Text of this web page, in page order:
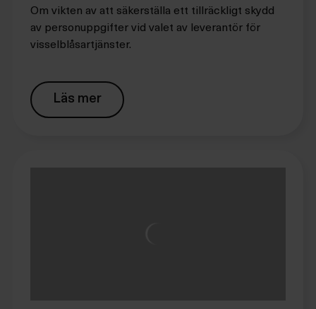
Om vikten av att säkerställa ett tillräckligt skydd
av personuppgifter vid valet av leverantör för
visselblåsartjänster.
Läs mer